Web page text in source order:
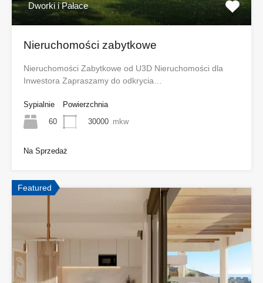
Dworki i Pałace
Nieruchomości zabytkowe
Nieruchomości Zabytkowe od U3D Nieruchomości dla
Inwestora Zapraszamy do odkrycia…
Sypialnie
60
Powierzchnia
30000 mkw
Na Sprzedaż
Featured